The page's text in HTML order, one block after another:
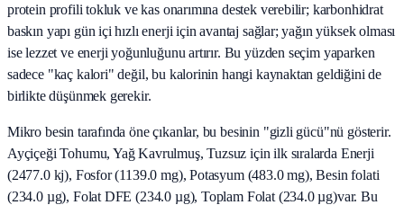
protein profili tokluk ve kas onarımına destek verebilir; karbonhidrat
baskın yapı gün içi hızlı enerji için avantaj sağlar; yağın yüksek olması
ise lezzet ve enerji yoğunluğunu artırır. Bu yüzden seçim yaparken
sadece "kaç kalori" değil, bu kalorinin hangi kaynaktan geldiğini de
birlikte düşünmek gerekir.
Mikro besin tarafında öne çıkanlar, bu besinin "gizli gücü"nü gösterir.
Ayçiçeği Tohumu, Yağ Kavrulmuş, Tuzsuz için ilk sıralarda Enerji
(2477.0 kj), Fosfor (1139.0 mg), Potasyum (483.0 mg), Besin folati
(234.0 µg), Folat DFE (234.0 µg), Toplam Folat (234.0 µg)var. Bu